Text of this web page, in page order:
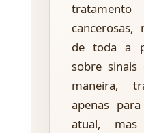
tratamento
cancerosas,
de toda a
sobre sinais
maneira,
apenas
atual,